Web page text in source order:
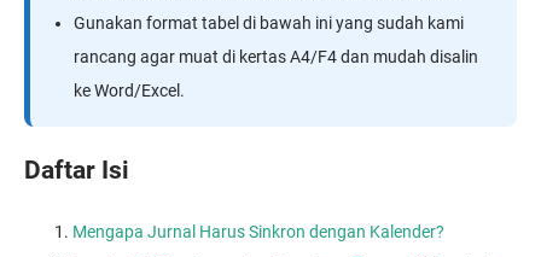
Gunakan format tabel di bawah ini yang sudah kami
rancang agar muat di kertas A4/F4 dan mudah disalin
ke Word/Excel.
Daftar Isi
Mengapa Jurnal Harus Sinkron dengan Kalender?